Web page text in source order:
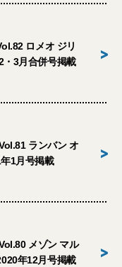
ロメオ ジリ
・3月合併号掲載
>
ランバン オ
1月号掲載
>
メゾン マル
年12月号掲載
>